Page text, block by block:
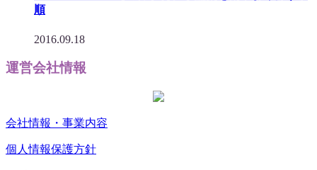
順
2016.09.18
運営会社情報
会社情報・事業内容
個人情報保護方針